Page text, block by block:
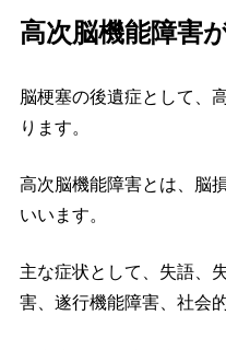
高次脳機能障害
脳梗塞の後遺症として、
ります。
高次脳機能障害とは、脳
いいます。
主な症状として、失語、
害、遂行機能障害、社会